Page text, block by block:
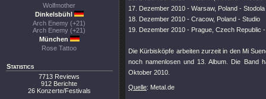
Wolfmother
Dinkelsbühl
Arch Enemy (+21)
Arch Enemy (+21)
München
Rose Tattoo
Statistics
7713 Reviews
912 Berichte
26 Konzerte/Festivals
17. Dezember 2010 - Warsaw, Poland - Stodola
18. Dezember 2010 - Cracow, Poland - Studio
19. Dezember 2010 - Prague, Czech Republic
Die Kürbisköpfe arbeiten zurzeit in den Mi
noch namenlosen und 13. Album. Die Band
Oktober 2010.
Quelle: Metal.de